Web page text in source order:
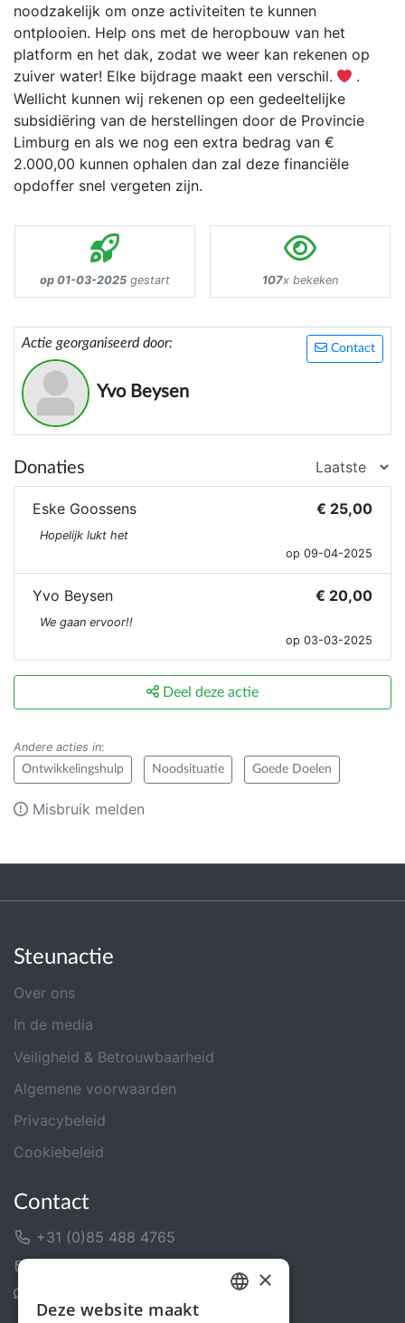
noodzakelijk om onze activiteiten te kunnen
ontplooien. Help ons met de heropbouw van het
platform en het dak, zodat we weer kan rekenen op
zuiver water! Elke bijdrage maakt een verschil.
.
Wellicht kunnen wij rekenen op een gedeeltelijke
subsidiëring van de herstellingen door de Provincie
Limburg en als we nog een extra bedrag van €
2.000,00 kunnen ophalen dan zal deze financiële
opdoffer snel vergeten zijn.
op 01-03-2025 gestart 107x bekeken
Contact
Actie georganiseerd door:
Yvo Beysen
Donaties
Eske Goossens € 25,00
Hopelijk lukt het
op 09-04-2025
Yvo Beysen € 20,00
We gaan ervoor!!
op 03-03-2025
Deel deze actie
Andere acties in:
Ontwikkelingshulp Noodsituatie Goede Doelen
Misbruik melden
Steunactie
Over ons
In de media
Veiligheid & Betrouwbaarheid
Algemene voorwaarden
Privacybeleid
Cookiebeleid
Contact
+31 (0)85 488 4765
×
Deze website maakt